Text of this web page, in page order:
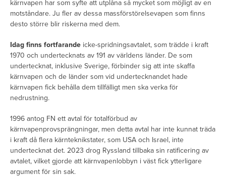
kärnvapen har som syfte att utplåna så mycket som möjligt av en
motståndare. Ju fler av dessa massförstörelsevapen som finns
desto större blir riskerna med dem.
Idag finns fortfarande icke-spridningsavtalet, som trädde i kraft
1970 och undertecknats av 191 av världens länder. De som
undertecknat, inklusive Sverige, förbinder sig att inte skaffa
kärnvapen och de länder som vid undertecknandet hade
kärnvapen fick behålla dem tillfälligt men ska verka för
nedrustning.
1996 antog FN ett avtal för totalförbud av
kärnvapenprovsprängningar, men detta avtal har inte kunnat träda
i kraft då flera kärnteknikstater, som USA och Israel, inte
undertecknat det. 2023 drog Ryssland tillbaka sin ratificering av
avtalet, vilket gjorde att kärnvapenlobbyn i väst fick ytterligare
argument för sin sak.